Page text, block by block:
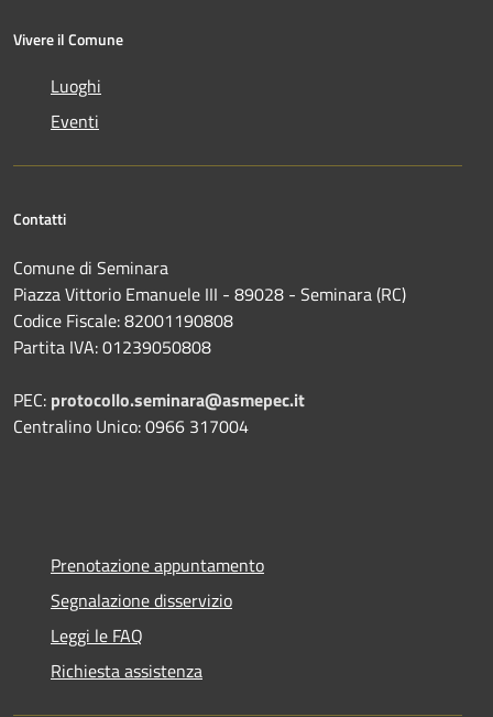
Vivere il Comune
Luoghi
Eventi
Contatti
Comune di Seminara
Piazza Vittorio Emanuele III - 89028 - Seminara (RC)
Codice Fiscale: 82001190808
Partita IVA: 01239050808
PEC: protocollo.seminara@asmepec.it
Centralino Unico: 0966 317004
Prenotazione appuntamento
Segnalazione disservizio
Leggi le FAQ
Richiesta assistenza